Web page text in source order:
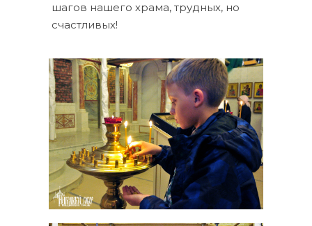
шагов нашего храма, трудных, но
счастливых!